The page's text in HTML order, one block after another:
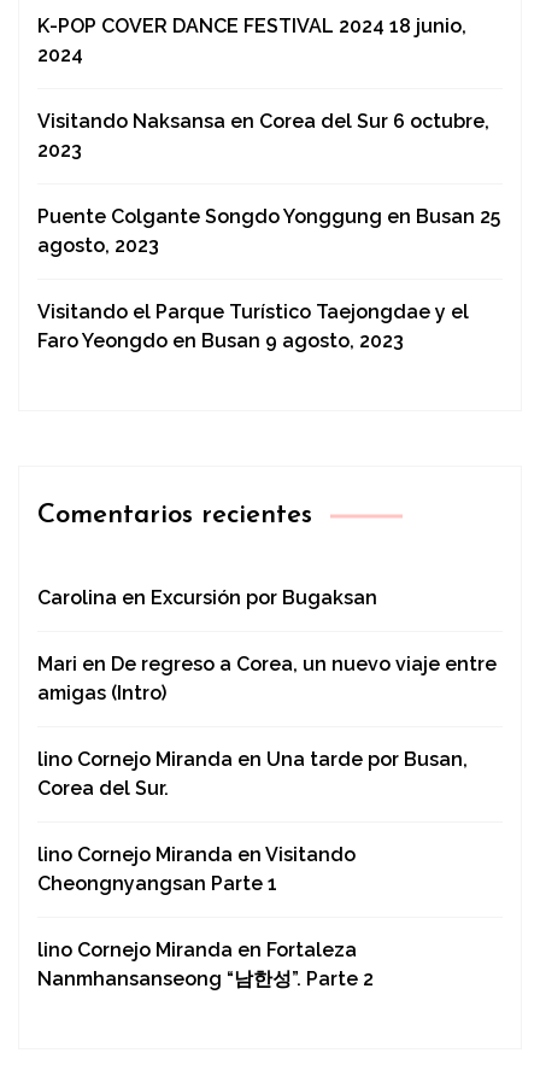
K-POP COVER DANCE FESTIVAL 2024 18 junio,
2024
Visitando Naksansa en Corea del Sur 6 octubre,
2023
Puente Colgante Songdo Yonggung en Busan 25
agosto, 2023
Visitando el Parque Turístico Taejongdae y el
Faro Yeongdo en Busan 9 agosto, 2023
Comentarios recientes
Carolina en Excursión por Bugaksan
Mari en De regreso a Corea, un nuevo viaje entre
amigas (Intro)
lino Cornejo Miranda en Una tarde por Busan,
Corea del Sur.
lino Cornejo Miranda en Visitando
Cheongnyangsan Parte 1
lino Cornejo Miranda en Fortaleza
Nanmhansanseong “남한성”. Parte 2